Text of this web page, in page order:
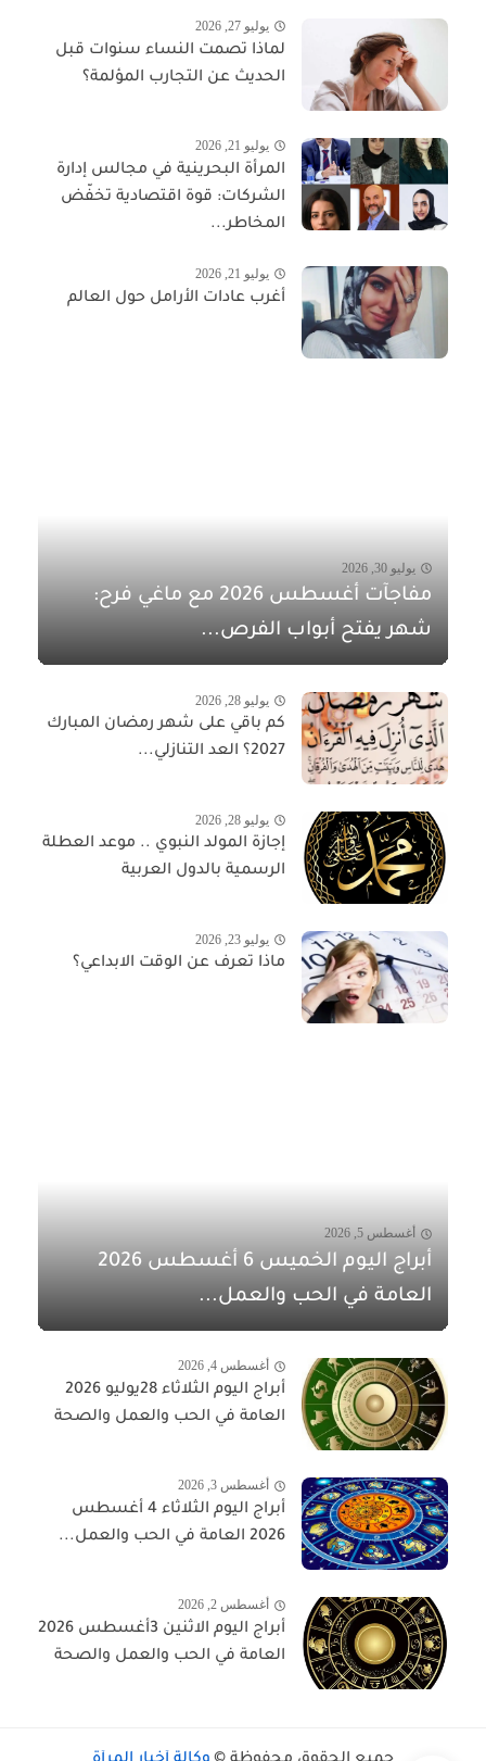
يوليو 27, 2026
لماذا تصمت النساء سنوات قبل
الحديث عن التجارب المؤلمة؟
يوليو 21, 2026
المرأة البحرينية في مجالس إدارة
الشركات: قوة اقتصادية تخفّض
المخاطر...
يوليو 21, 2026
أغرب عادات الأرامل حول العالم
يوليو 30, 2026
مفاجآت أغسطس 2026 مع ماغي فرح:
شهر يفتح أبواب الفرص...
يوليو 28, 2026
كم باقي على شهر رمضان المبارك
2027؟ العد التنازلي...
يوليو 28, 2026
إجازة المولد النبوي .. موعد العطلة
الرسمية بالدول العربية
يوليو 23, 2026
ماذا تعرف عن الوقت الابداعي؟
أغسطس 5, 2026
أبراج اليوم الخميس 6 أغسطس 2026
العامة في الحب والعمل...
أغسطس 4, 2026
أبراج اليوم الثلاثاء 28يوليو 2026
العامة في الحب والعمل والصحة
أغسطس 3, 2026
أبراج اليوم الثلاثاء 4 أغسطس
2026 العامة في الحب والعمل...
أغسطس 2, 2026
أبراج اليوم الاثنين 3أغسطس 2026
العامة في الحب والعمل والصحة